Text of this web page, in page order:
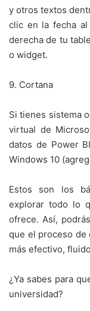
y otros textos
clic en la fecha
derecha de tu
o widget.
9. Cortana
Si tienes sistema
virtual de
datos de Power
Windows 10
Estos son los
explorar todo lo
ofrece. Así,
que el proceso de
más efectivo,
¿Ya sabes para
universidad?